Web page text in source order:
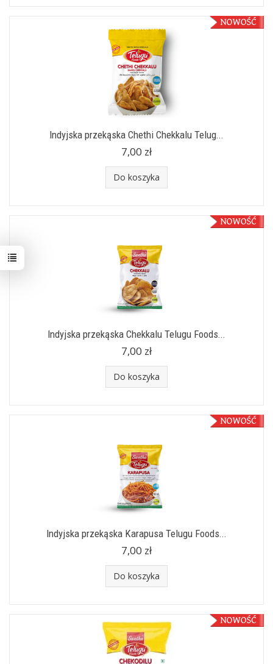
Indyjska przekąska Chethi Chekkalu Telug...
7,00 zł
Do koszyka
Indyjska przekąska Chekkalu Telugu Foods...
7,00 zł
Do koszyka
Indyjska przekąska Karapusa Telugu Foods...
7,00 zł
Do koszyka